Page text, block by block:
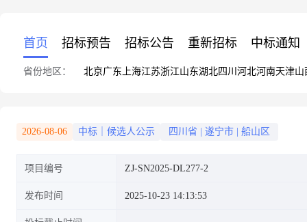
审结果公示
首页 招标预告 招标公告 重新招标 中标通知
省份地区： 北京广东 上海江苏浙江山东湖北四川 河北河南天津山
2026-08-06 中标｜候选人公示 四川省 遂宁市 船山区
项目编号 ZJ-SN2025-DL277-2
发布时间 2025-10-23 14:13:53